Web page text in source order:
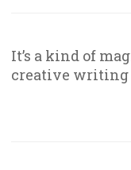
It’s a kind of
creative writing